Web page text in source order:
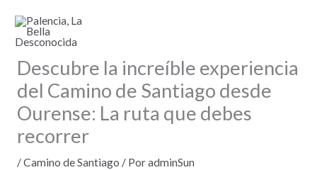
contenido
Descubre la increíble experiencia
del Camino de Santiago desde
Ourense: La ruta que debes
recorrer
/Camino de Santiago / PoradminSun